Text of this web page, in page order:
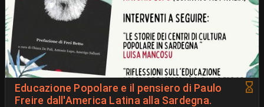
Educazione Popolare e il pensiero di Paulo
Freire dall'America Latina alla Sardegna.